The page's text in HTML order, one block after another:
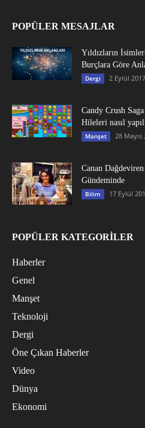
POPÜLER MESAJLAR
Yıldızların
Burçlara Göre
Dergi 2 Eylül 2017
Candy Crush
Hileleri nasıl
Manşet 28 Mayıs
Canan
Gündeminde
Bilim 17 Eylül
POPÜLER KATEGORİLER
Haberler
Genel
Manşet
Teknoloji
Dergi
Öne Çıkan Haberler
Video
Dünya
Ekonomi